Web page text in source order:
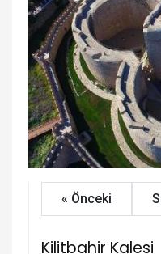
« Önceki
Kilitbahir Kalesi